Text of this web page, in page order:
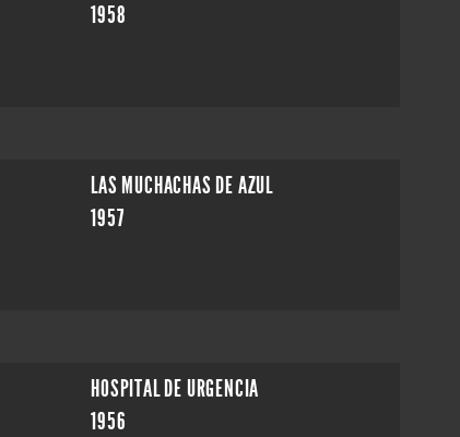
1958
LAS MUCHACHAS DE AZUL
1957
HOSPITAL DE URGENCIA
1956